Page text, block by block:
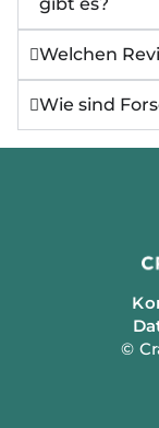
Welchen
Wie sind
©